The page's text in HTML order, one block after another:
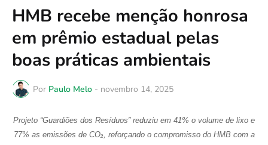
HMB recebe menção honrosa
em prêmio estadual pelas
boas práticas ambientais
Por Paulo Melo - novembro 14, 2025
Projeto “Guardiões dos Resíduos” reduziu em 41% o volume de lixo e
77% as emissões de CO₂, reforçando o compromisso do HMB com a